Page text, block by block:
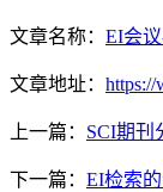
文章名称： EI会
文章地址： https://
上一篇： SCI期刊
下一篇： EI检索